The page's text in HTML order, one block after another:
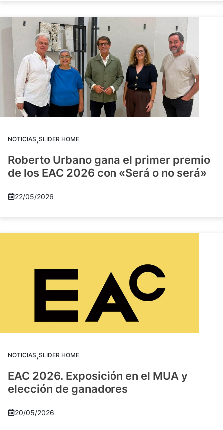
NOTICIAS,SLIDER HOME
Roberto Urbano gana el primer premio
de los EAC 2026 con «Será o no será»
22/05/2026
NOTICIAS,SLIDER HOME
EAC 2026. Exposición en el MUA y
elección de ganadores
20/05/2026